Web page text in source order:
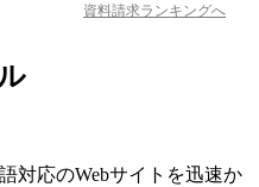
資料請求ランキングへ
対応のWebサイトを迅速か